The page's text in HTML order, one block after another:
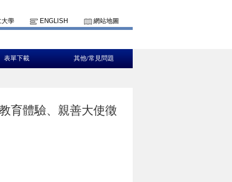
大學 ENGLISH 網站地圖
表單下載 其他/常見問題
育體驗、親善大使徵